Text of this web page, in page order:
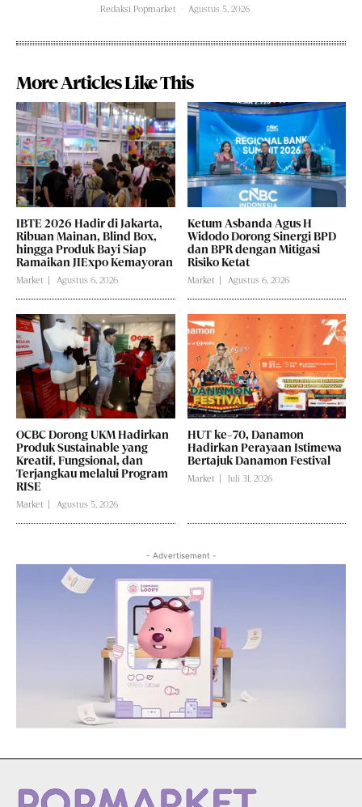
Redaksi Popmarket Agustus 5, 2026
More Articles Like This
IBTE 2026 Hadir di Jakarta,
Ribuan Mainan, Blind Box,
hingga Produk Bayi Siap
Ramaikan JIExpo Kemayoran
Market Agustus 6, 2026
Ketum Asbanda Agus H
Widodo Dorong Sinergi BPD
dan BPR dengan Mitigasi
Risiko Ketat
Market Agustus 6, 2026
OCBC Dorong UKM Hadirkan
Produk Sustainable yang
Kreatif, Fungsional, dan
Terjangkau melalui Program
RISE
Market Agustus 5, 2026
HUT ke-70, Danamon
Hadirkan Perayaan Istimewa
Bertajuk Danamon Festival
Market Juli 31, 2026
- Advertisement -